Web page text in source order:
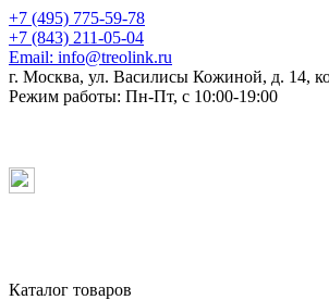
+7 (495) 775-59-78
+7 (843) 211-05-04
Email: info@treolink.ru
г. Москва, ул. Василисы Кожиной, д. 14,
Режим работы: Пн-Пт, с 10:00-19:00
Каталог товаров